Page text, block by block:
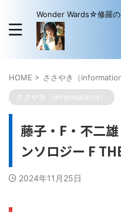
Wonder Wards☆修羅の
HOME > ささやき（
ささやき（informations）
藤子・F・不二
ンソロジー F
2024年11月25日